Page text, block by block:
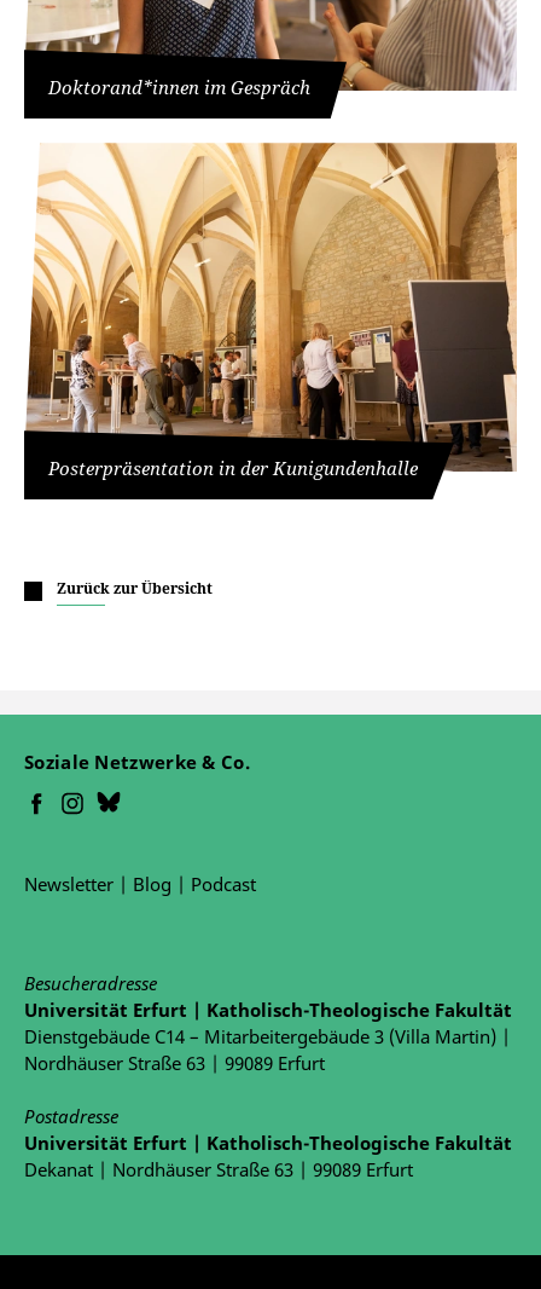
Doktorand*innen im Gespräch
Posterpräsentation in der Kunigundenhalle
Zurück zur Übersicht
Soziale Netzwerke & Co.
Newsletter | Blog | Podcast
Besucheradresse
Universität Erfurt | Katholisch-Theologische Fakultät
Dienstgebäude C14 – Mitarbeitergebäude 3 (Villa Martin) |
Nordhäuser Straße 63 | 99089 Erfurt
Postadresse
Universität Erfurt | Katholisch-Theologische Fakultät
Dekanat | Nordhäuser Straße 63 | 99089 Erfurt